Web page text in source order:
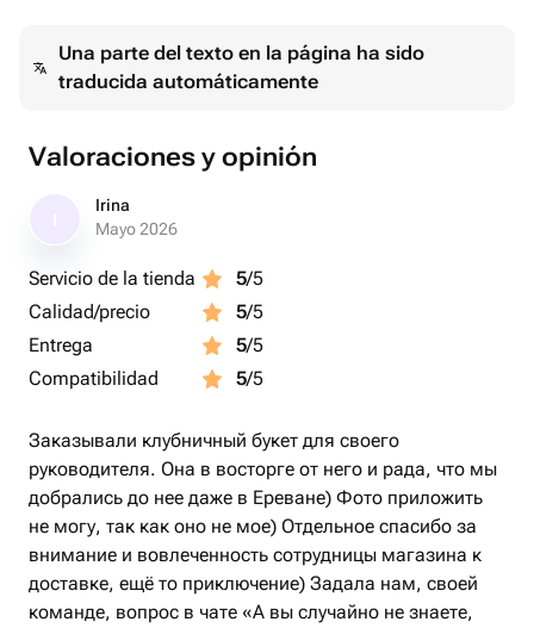
Una parte del texto en la página ha sido
traducida automáticamente
Valoraciones y opinión
Irina
Mayo 2026
Servicio de la tienda 5/5
Calidad/precio
5/5
Entrega
5/5
Compatibilidad
5/5
Заказывали клубничный букет для своего
руководителя. Она в восторге от него и рада, что мы
добрались до нее даже в Ереване) Фото приложить
не могу, так как оно не мое) Отдельное спасибо за
внимание и вовлеченность сотрудницы магазина к
доставке, ещё то приключение) Задала нам, своей
команде, вопрос в чате «А вы случайно не знаете,